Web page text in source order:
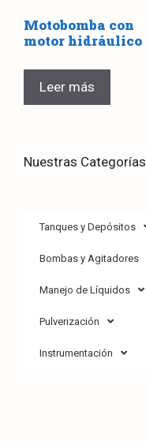
Nuestras Categorías
Tanques y Depósitos
Bombas y Agitadores
Manejo de Líquidos
Pulverización
Instrumentación
Motobomba con
motor hidráulico
Leer más